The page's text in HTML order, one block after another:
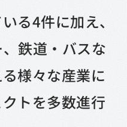
る4件に加え、
鉄道・バスな
様々な産業に
トを多数進行